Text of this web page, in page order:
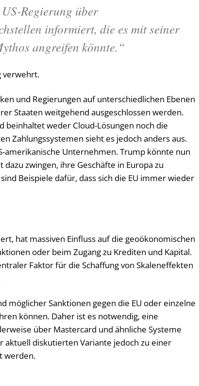
Regierung über
informiert, die es mit seiner
angreifen könnte.“
verwehrt.
und Regierungen auf unterschiedlichen Ebenen
Staaten weitgehend ausgeschlossen werden.
beinhaltet weder Cloud-Lösungen noch die
Zahlungssystemen sieht es jedoch anders aus.
amerikanische Unternehmen. Trump könnte nun
zwingen, ihre Geschäfte in Europa zu
Beispiele dafür, dass sich die EU immer wieder
hat massiven Einfluss auf die geoökonomischen
oder beim Zugang zu Krediten und Kapital.
Faktor für die Schaffung von Skaleneffekten
möglicher Sanktionen gegen die EU oder einzelne
können. Daher ist es notwendig, eine
über Mastercard und ähnliche Systeme
aktuell diskutierten Variante jedoch zu einer
werden.